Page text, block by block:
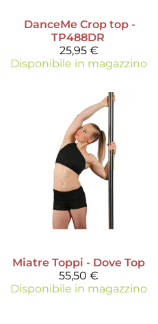
DanceMe Crop top -
TP488DR
25,95 €
Disponibile in magazzino
Miatre Toppi - Dove Top
55,50 €
Disponibile in magazzino